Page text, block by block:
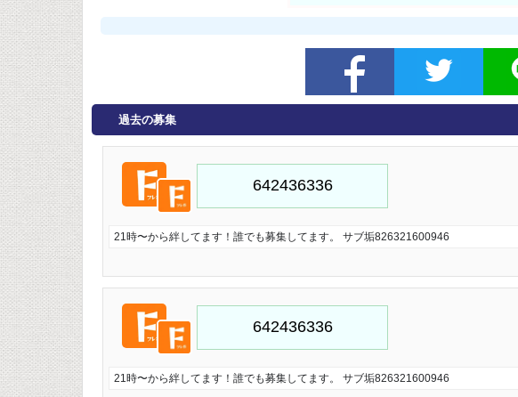
過去の募集
21時〜から絆してます！誰でも募集してます。 サブ垢826321600946
21時〜から絆してます！誰でも募集してます。 サブ垢826321600946